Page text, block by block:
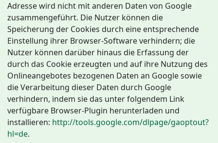
Adresse wird nicht mit anderen Daten von Google
zusammengeführt. Die Nutzer können die
Speicherung der Cookies durch eine entsprechende
Einstellung ihrer Browser-Software verhindern; die
Nutzer können darüber hinaus die Erfassung der
durch das Cookie erzeugten und auf ihre Nutzung des
Onlineangebotes bezogenen Daten an Google sowie
die Verarbeitung dieser Daten durch Google
verhindern, indem sie das unter folgendem Link
verfügbare Browser-Plugin herunterladen und
installieren: http://tools.google.com/dlpage/gaoptout?
hl=de.